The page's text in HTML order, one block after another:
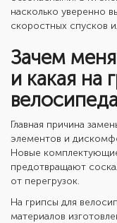
насколько уверенно
скоростных спусков
Зачем
и какая на
Главная причина
элементов и
Новые
предотвращают
от перегрузок.
На грипсы для
материалов